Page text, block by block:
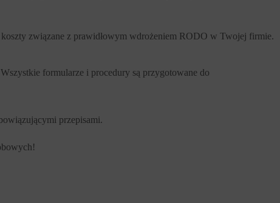
związane z prawidłowym wdrożeniem RODO w Twojej firmie.
formularze i procedury są przygotowane do
przepisami.